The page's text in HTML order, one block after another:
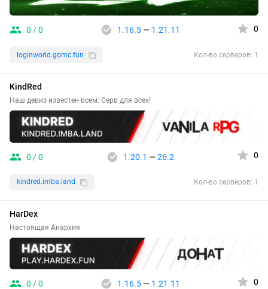
0 / 0 1.16.5— 1.21.11 0
loginworld.gomc.fun Кол-во серверов: 1
KindRed
Наш девиз известен всем: Серв для всех!
0 / 0 1.20.1 — 26.2 0
kindred.imba.land Кол-во серверов: 1
HarDex
Настоящая Анархия
0 / 0 1.16.5— 1.21.11 0